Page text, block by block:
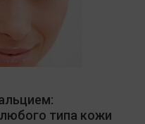
типа кожи